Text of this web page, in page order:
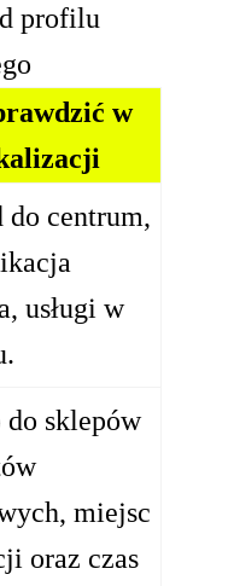
profilu
w
do centrum,
usługi w
do sklepów
miejsc
oraz czas